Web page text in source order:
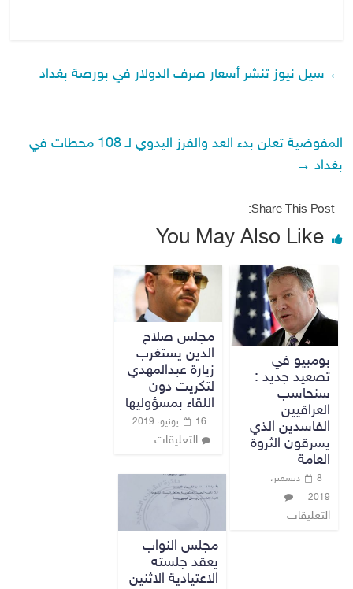
← سيل نيوز تنشر أسعار صرف الدولار في بورصة بغداد
المفوضية تعلن بدء العد والفرز اليدوي لـ 108 محطات في
بغداد →
Share This Post:
You May Also Like
بومبيو في
تصعيد جديد :
سنحاسب
العراقيين
الفاسدين الذي
يسرقون الثروة
العامة
8 ديسمبر،
2019
التعليقات
مجلس صلاح
الدين يستغرب
زيارة عبدالمهدي
لتكريت دون
اللقاء بمسؤوليها
16 يونيو، 2019
التعليقات
مجلس النواب
يعقد جلسته
الاعتيادية الاثنين